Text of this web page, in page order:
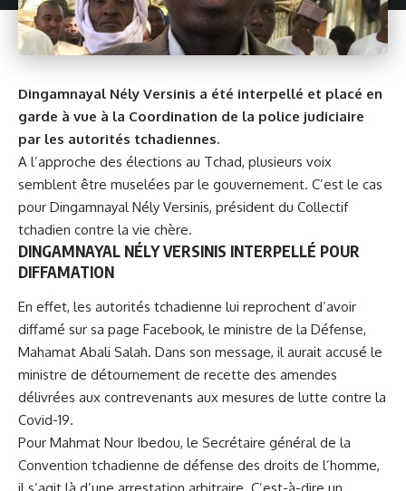
Dingamnayal Nély Versinis a été interpellé et placé en
garde à vue à la Coordination de la police judiciaire
par les autorités tchadiennes.
A l’approche des élections au Tchad, plusieurs voix
semblent être muselées par le gouvernement. C’est le cas
pour Dingamnayal Nély Versinis, président du Collectif
tchadien contre la vie chère.
DINGAMNAYAL NÉLY VERSINIS INTERPELLÉ POUR
DIFFAMATION
En effet, les autorités tchadienne lui reprochent d’avoir
diffamé sur sa page Facebook, le ministre de la Défense,
Mahamat Abali Salah. Dans son message, il aurait accusé le
ministre de détournement de recette des amendes
délivrées aux contrevenants aux mesures de lutte contre la
Covid-19.
Pour Mahmat Nour Ibedou, le Secrétaire général de la
Convention tchadienne de défense des droits de l’homme,
il s’agit là d’une arrestation arbitraire. C’est-à-dire un